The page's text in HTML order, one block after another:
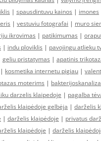
| spausdintuvu kainos | imones
| vestuviu fotografai | muro
ikrovimas | patikimumas |
| indu ploviklis | pavojingu atlieku
geliu pristatymas | apatinis
| kosmetika internetu pigiau |
moterims |
darzelis klaipedoje | pagalba
klaipėdoje gelbėja | darželis
| darželis klaipėdoje | privatus
klaipėdoje | darželis